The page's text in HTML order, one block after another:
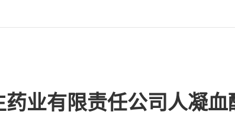
药业有限责任公司人凝